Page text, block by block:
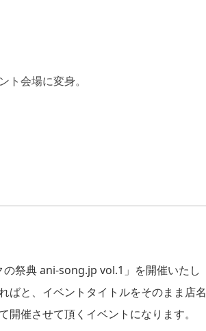
会場に変身。
祭典 ani-song.jp vol.1」を開催いたし
ばと、イベントタイトルをそのまま店名
催させて頂くイベントになります。